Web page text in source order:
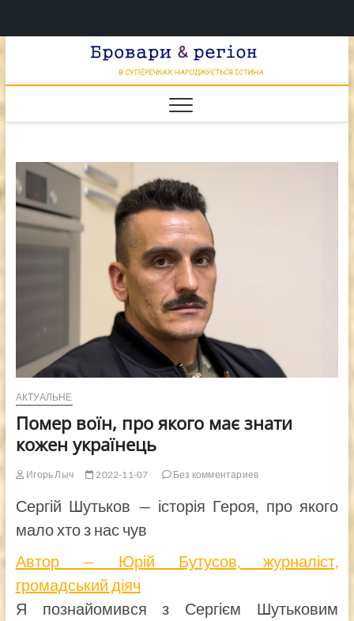
&
НАРОДЖУЄТЬСЯ
АКТУАЛЬНЕ
Помер воїн, про якого має знати
кожен українець
Игорь Лыч 2022-11-07 Без комментариев
Сергій Шутьков — історія Героя, про якого
мало хто з нас чув
Автор — Юрій Бутусов, журналіст,
громадський діяч
Я познайомився з Сергієм Шутьковим